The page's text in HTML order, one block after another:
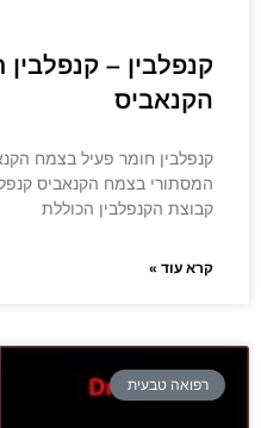
קנפלבין –
הקנאביס
קנפלבין חומר פעיל בצמח
המסתורי בצמח הקנאביס
קבוצת הקנפלבין הכוללת
קרא עוד »
רפואה טבעית